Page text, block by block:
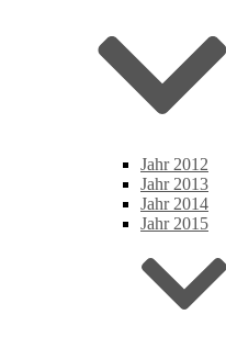
Jahr 2012
Jahr 2013
Jahr 2014
Jahr 2015